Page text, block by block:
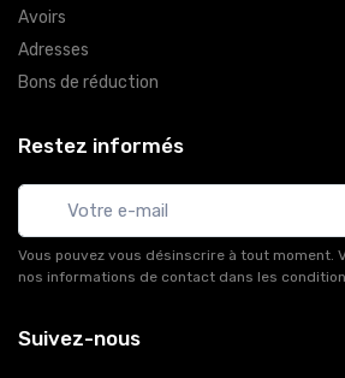
Avoirs
Adresses
Bons de réduction
Restez informés
Vous pouvez vous désinscrire à tout moment.
nos informations de contact dans les
Suivez-nous